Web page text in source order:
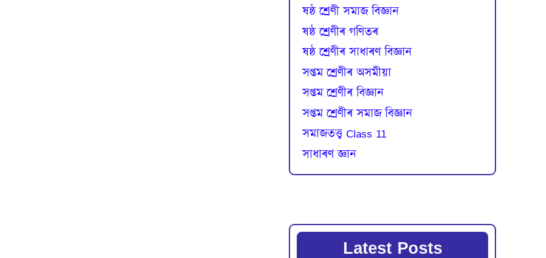
ষষ্ঠ শ্ৰেণী সমাজ বিজ্ঞান
ষষ্ঠ শ্ৰেণীৰ গণিতৰ
ষষ্ঠ শ্ৰেণীৰ সাধাৰণ বিজ্ঞান
সপ্তম শ্ৰেণীৰ অসমীয়া
সপ্তম শ্ৰেণীৰ বিজ্ঞান
সপ্তম শ্ৰেণীৰ সমাজ বিজ্ঞান
সমাজতত্ত্ব Class 11
সাধাৰণ জ্ঞান
Latest Posts